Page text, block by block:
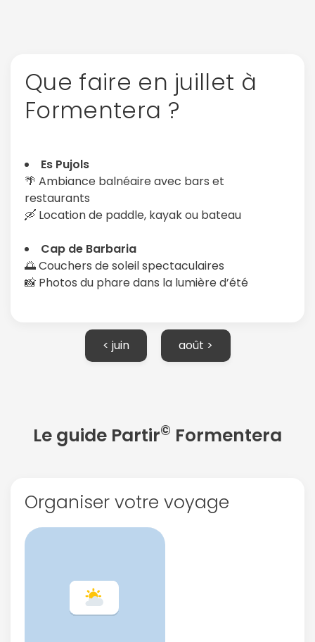
Que faire en juillet à
Formentera ?
Es Pujols
🌴 Ambiance balnéaire avec bars et
restaurants
🛶 Location de paddle, kayak ou bateau
Cap de Barbaria
🌅 Couchers de soleil spectaculaires
📸 Photos du phare dans la lumière d’été
< juin août >
Le guide Partir© Formentera
Organiser votre voyage
ou connectez-vous par mail
Politique de